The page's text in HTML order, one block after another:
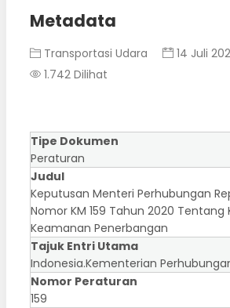
Metadata
Transportasi Udara
14 Juli
1.742 Dilihat
Tipe Dokumen
Peraturan
Judul
Keputusan Menteri Perhubungan
Nomor KM 159 Tahun 2020 Tentang
Keamanan Penerbangan
Tajuk Entri Utama
Indonesia.Kementerian
Nomor Peraturan
159